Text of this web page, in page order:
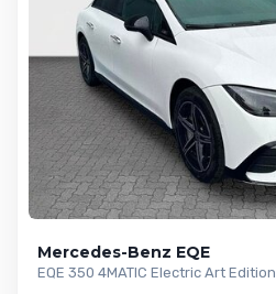
Mercedes-Benz EQE
EQE 350 4MATIC Electric Art Edition